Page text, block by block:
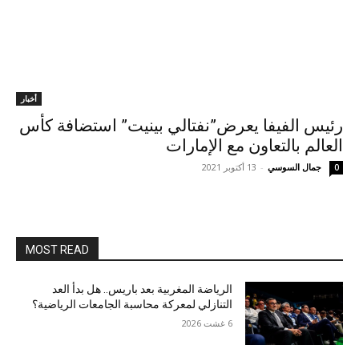
أخبار
رئيس الفيفا يعرض”نفتالي بينيت” استضافة كأس
العالم بالتعاون مع الإمارات
جمال السوسي - 13 أكتوبر 2021 0
MOST READ
الرياضة المغربية بعد باريس.. هل بدأ العد
التنازلي لمعركة محاسبة الجامعات الرياضية؟
6 غشت 2026